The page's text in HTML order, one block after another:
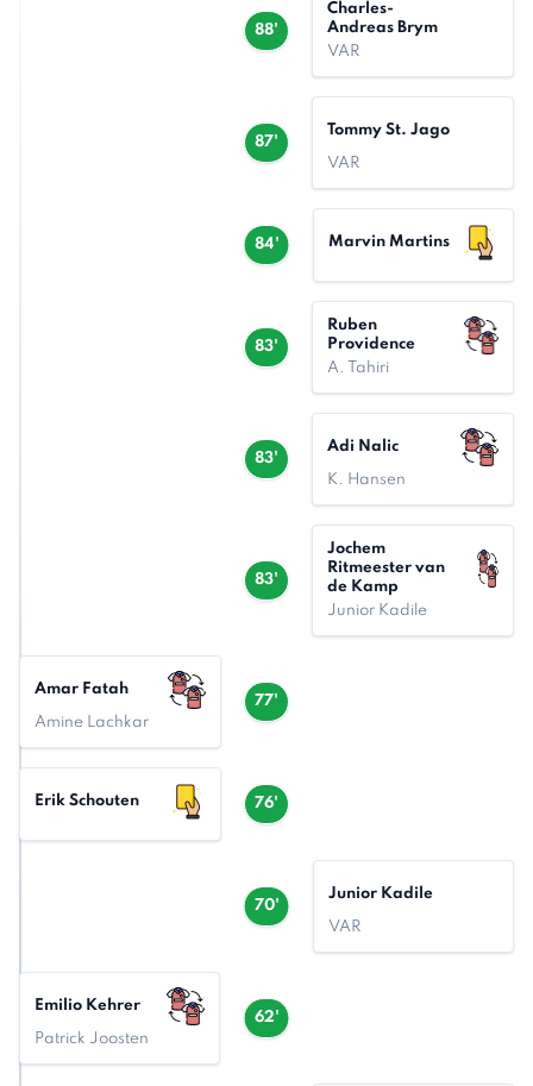
88'
Charles-
Andreas Brym
VAR
87'
Tommy St. Jago
VAR
84' Marvin Martins
83'
Ruben
Providence
A. Tahiri
83'
Adi Nalic
K. Hansen
83'
Jochem
Ritmeester van
de Kamp
Junior Kadile
77'
Amar Fatah
Amine Lachkar
76'
Erik Schouten
70'
Junior Kadile
VAR
62'
Emilio Kehrer
Patrick Joosten